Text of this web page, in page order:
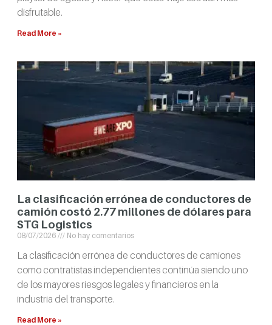
disfrutable.
Read More »
La clasificación errónea de conductores de
camión costó 2.77 millones de dólares para
STG Logistics
08/07/2026 No hay comentarios
La clasificación errónea de conductores de camiones
como contratistas independientes continúa siendo uno
de los mayores riesgos legales y financieros en la
industria del transporte.
Read More »